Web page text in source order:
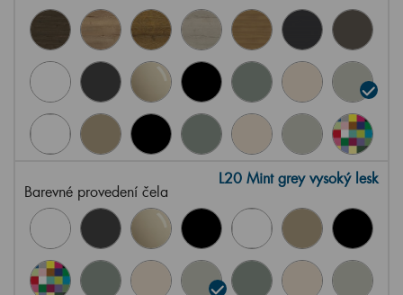
Barevné provedení čela
L20 Mint grey vysoký lesk